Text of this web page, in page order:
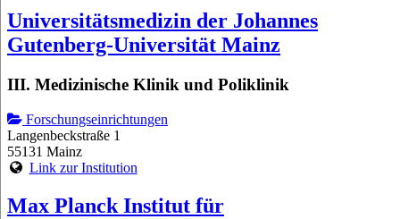
Universitätsmedizin der Johannes
Gutenberg-Universität Mainz
III. Medizinische Klinik und Poliklinik
Forschungseinrichtungen
Langenbeckstraße 1
55131 Mainz
Link zur Institution
Max Planck Institut für